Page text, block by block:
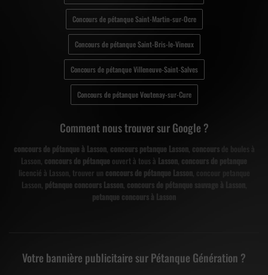
Concours de pétanque Saint-Martin-sur-Ocre
Concours de pétanque Saint-Bris-le-Vineux
Concours de pétanque Villeneuve-Saint-Salves
Concours de pétanque Voutenay-sur-Cure
Comment nous trouver sur Google ?
concours de pétanque à Lasson, concours petanque Lasson, concoursde boules à
Lasson, concours de pétanque ouvert à tous à Lasson, concours de petanque
licencié à Lasson, trouver un concours de pétanque Lasson, concour petanque
Lasson, pétanque concours Lasson, concours de pétanque sauvage à Lasson
petanque concours à Lasson
Votre bannière publicitaire sur Pétanque Génération ?